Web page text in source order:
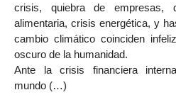
crisis, quiebra de empresas,
alimentaria, crisis energética, y
cambio climático coinciden
oscuro de la humanidad.
Ante la crisis financiera
mundo (…)